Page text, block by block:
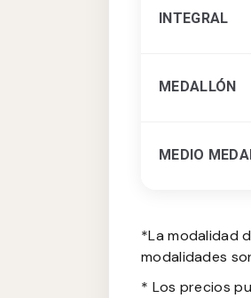
INTEGRAL
MEDALLÓN
MEDIO
*La modalidad
modalidades
* Los precios